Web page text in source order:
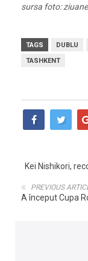
sursa foto:
TAGS DUBLU
TASHKENT
Kei Nishikori,
PREVIOUS
A început Cupa